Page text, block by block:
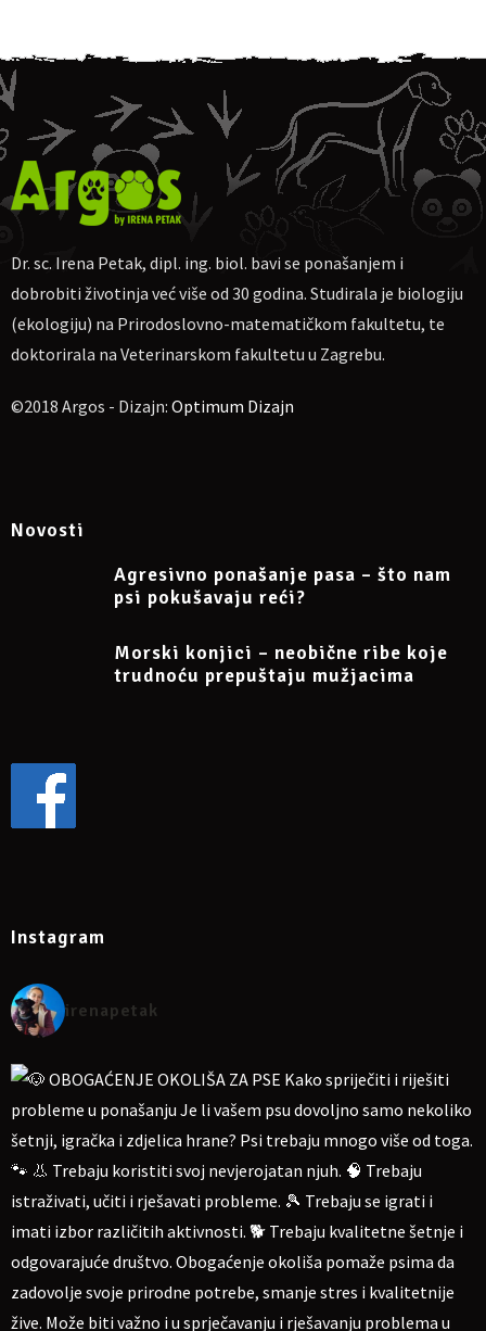
Ovisi li trening o pasmini
Osnovni principi učenja i treninga pasa
Što svaki obiteljski pas treba znati
Pitanja i diskusija
Cijena sudjelovanja:100 kn
Za uplatu:IBANHR4623600001102710189, obrt Argos, vl. Irena
Petak.
Ako nekome više odgovara, moguća uplata naPayPal
Molim naznačiti: „Što treba znati o treningu obiteljskog psa
Dr. sc. Irena Petak, dipl. ing. biol. bavi se ponašanjem i
dobrobiti životinja već više od 30 godina. Studirala je biologiju
(ekologiju) na Prirodoslovno-matematičkom fakultetu, te
doktorirala na Veterinarskom fakultetu u Zagrebu.
©2018 Argos - Dizajn: Optimum Dizajn
Novosti
Agresivno ponašanje pasa – što nam
psi pokušavaju reći?
Morski konjici – neobične ribe koje
trudnoću prepuštaju mužjacima
Instagram
irenapetak